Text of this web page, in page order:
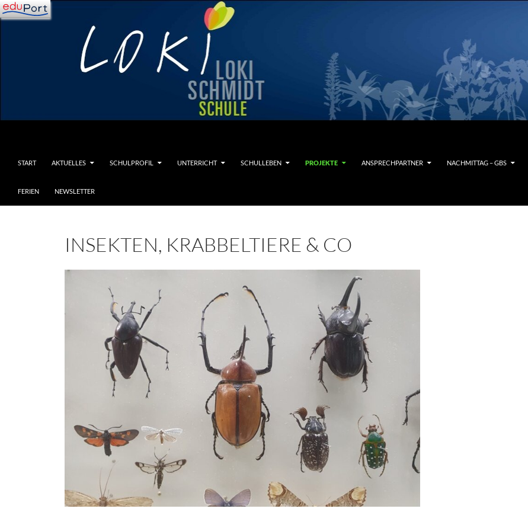
Zum
Inhalt
START AKTUELLES SCHULPROFIL UNTERRICHT SCHULLEBEN PROJEKTE ANSPRECHPARTNER NACHMITTAG – GBS
FERIEN NEWSLETTER
INSEKTEN, KRABBELTIERE & CO